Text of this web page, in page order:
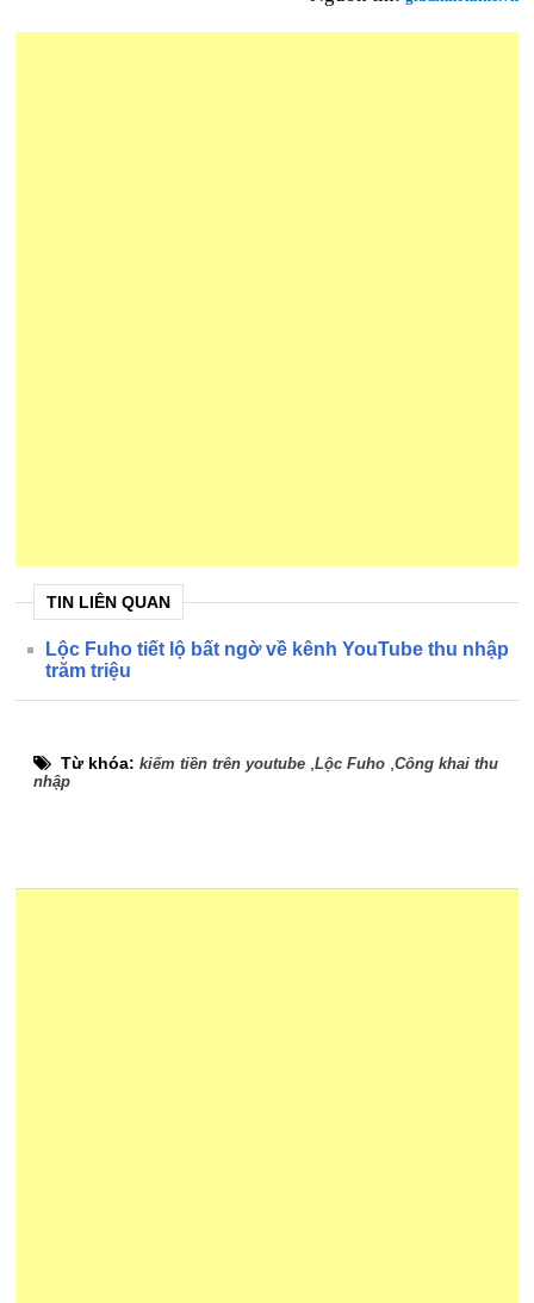
TIN LIÊN QUAN
Lộc Fuho tiết lộ bất ngờ về kênh YouTube thu nhập
trăm triệu
Từ khóa:kiếm tiền trên youtube ,Lộc Fuho ,Công khai thu
nhập